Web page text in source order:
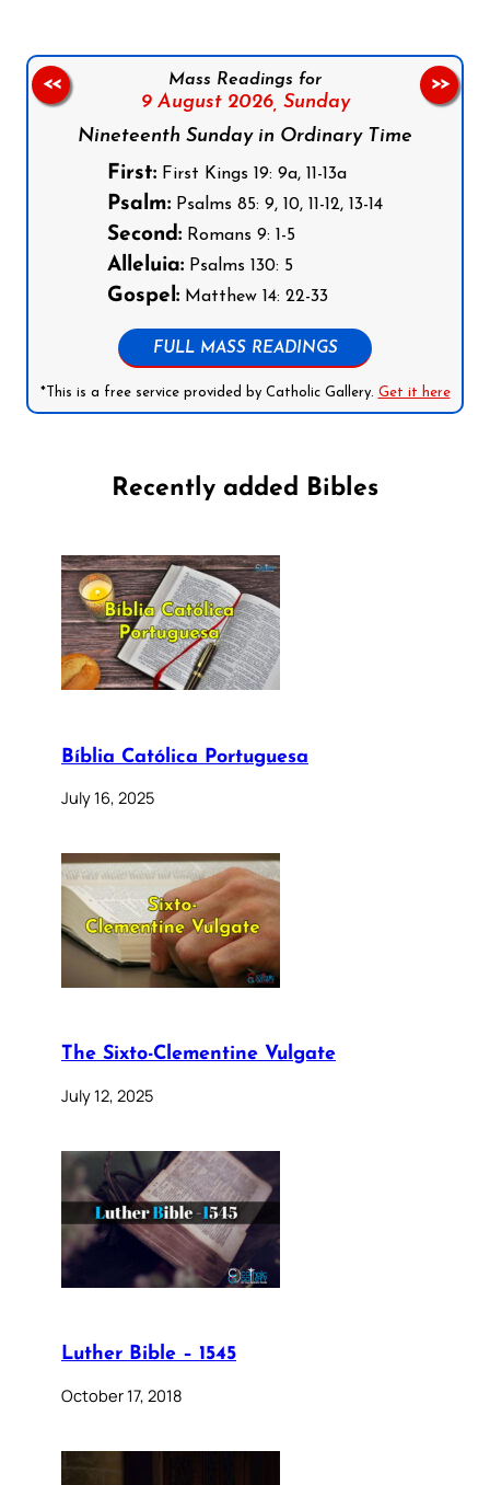
Mass Readings for
9 August 2026, Sunday
Nineteenth Sunday in Ordinary Time
First: First Kings 19: 9a, 11-13a
Psalm: Psalms 85: 9, 10, 11-12, 13-14
Second: Romans 9: 1-5
Alleluia: Psalms 130: 5
Gospel: Matthew 14: 22-33
FULL MASS READINGS
*This is a free service provided by Catholic Gallery. Get it here
<< >>
Recently added Bibles
Bíblia Católica Portuguesa
July 16, 2025
The Sixto-Clementine Vulgate
July 12, 2025
Luther Bible – 1545
October 17, 2018